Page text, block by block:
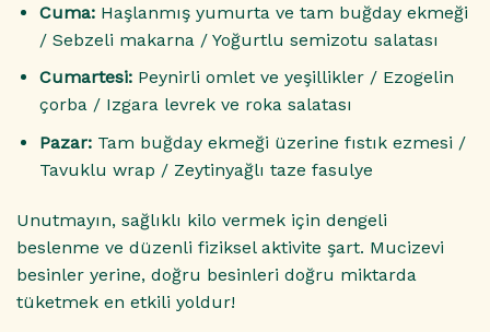
Cuma:Haşlanmış yumurta ve tam buğday ekmeği
/ Sebzeli makarna / Yoğurtlu semizotu salatası
Cumartesi:Peynirli omlet ve yeşillikler / Ezogelin
çorba / Izgara levrek ve roka salatası
Pazar:Tam buğday ekmeği üzerine fıstık ezmesi /
Tavuklu wrap / Zeytinyağlı taze fasulye
Unutmayın, sağlıklı kilo vermek için dengeli
beslenme ve düzenli fiziksel aktivite şart. Mucizevi
besinler yerine, doğru besinleri doğru miktarda
tüketmek en etkili yoldur!